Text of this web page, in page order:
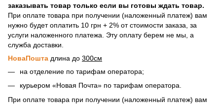
заказывать товар только если вы готовы ждать товар.
При оплате товара при получении (наложенный платеж) вам
нужно будет оплатить 10 грн + 2% от стоимости заказа, за
услуги наложенного платежа. Эту оплату берем не мы, а
служба доставки.
НоваПошта длина до 300см
на отделение по тарифам оператора;
курьером «Новая Почта» по тарифам оператора.
При оплате товара при получении (наложенный платеж) вам